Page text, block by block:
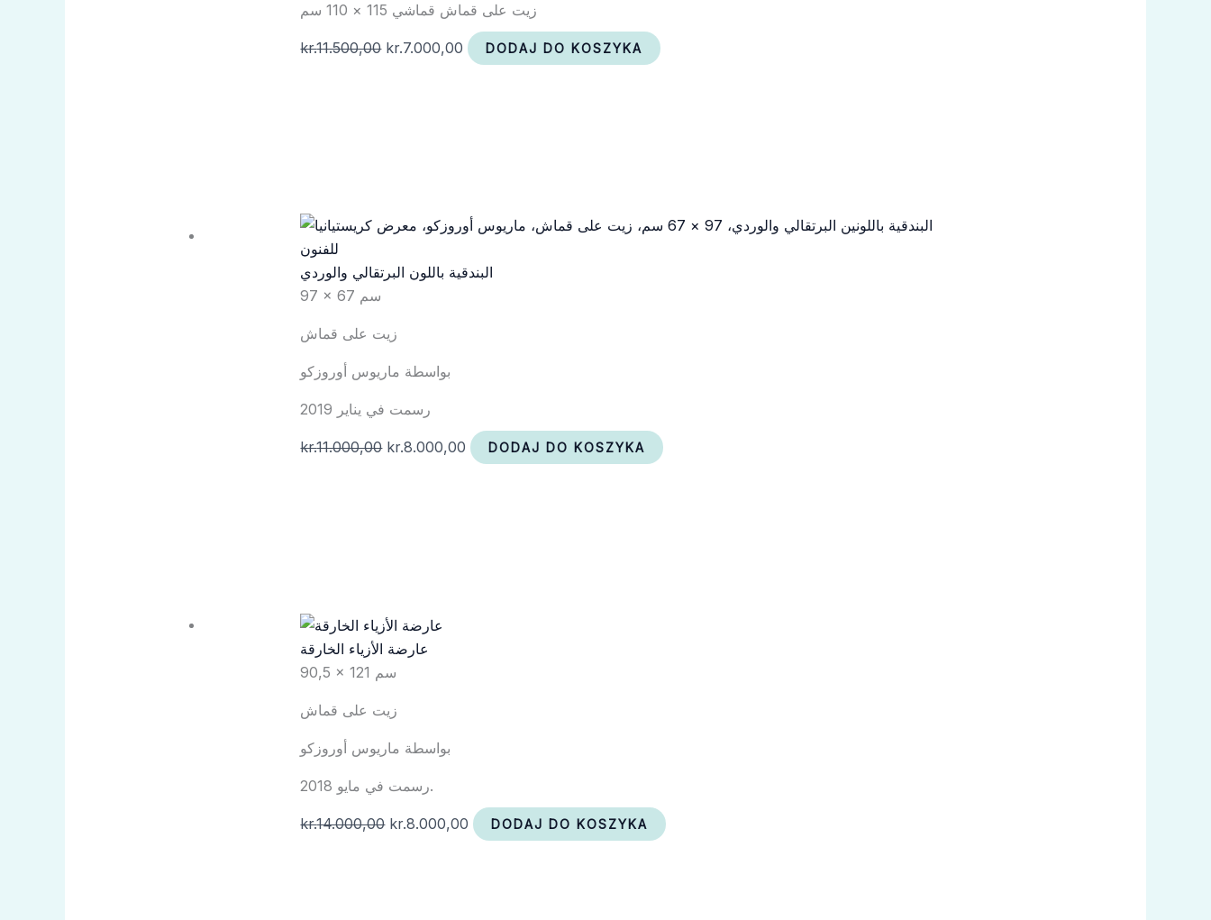
زيت على قماش قماشي 115 × 110 سم
kr.11.500,00 kr.7.000,00 DODAJ DO KOSZYKA
البندقية باللون البرتقالي والوردي
97 × 67 سم
زيت على قماش
بواسطة ماريوس أوروزكو
رسمت في يناير 2019
kr.11.000,00 kr.8.000,00 DODAJ DO KOSZYKA
عارضة الأزياء الخارقة
90,5 × 121 سم
زيت على قماش
بواسطة ماريوس أوروزكو
رسمت في مايو 2018.
kr.14.000,00 kr.8.000,00 DODAJ DO KOSZYKA